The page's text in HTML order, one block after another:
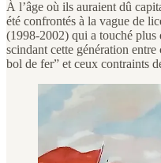
À l’âge où ils auraient dû
été confrontés à la vague de
(1998-2002) qui a touché
scindant cette génération
bol de fer” et ceux contraints